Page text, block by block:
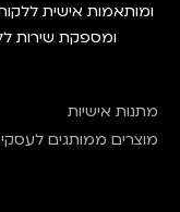
ומותאמות אישית
ומספקת שירות
מתנות אישיות
מוצרים ממותגים